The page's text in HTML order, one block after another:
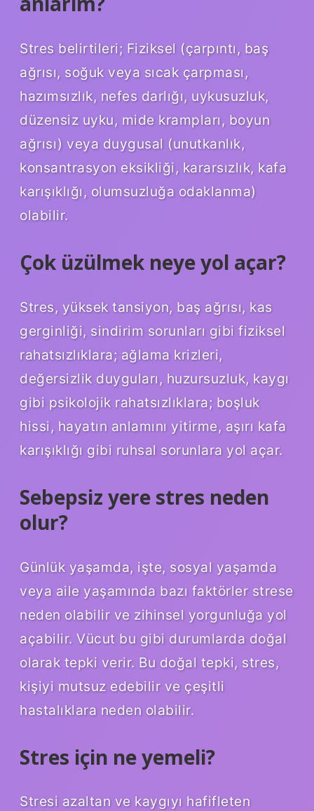
Stres belirtileri; Fiziksel (çarpıntı, baş
ağrısı, soğuk veya sıcak çarpması,
hazımsızlık, nefes darlığı, uykusuzluk,
düzensiz uyku, mide krampları, boyun
ağrısı) veya duygusal (unutkanlık,
konsantrasyon eksikliği, kararsızlık, kafa
karışıklığı, olumsuzluğa odaklanma)
olabilir.
Çok üzülmek neye yol açar?
Stres, yüksek tansiyon, baş ağrısı, kas
gerginliği, sindirim sorunları gibi fiziksel
rahatsızlıklara; ağlama krizleri,
değersizlik duyguları, huzursuzluk, kaygı
gibi psikolojik rahatsızlıklara; boşluk
hissi, hayatın anlamını yitirme, aşırı kafa
karışıklığı gibi ruhsal sorunlara yol açar.
Sebepsiz yere stres neden
olur?
Günlük yaşamda, işte, sosyal yaşamda
veya aile yaşamında bazı faktörler strese
neden olabilir ve zihinsel yorgunluğa yol
açabilir. Vücut bu gibi durumlarda doğal
olarak tepki verir. Bu doğal tepki, stres,
kişiyi mutsuz edebilir ve çeşitli
hastalıklara neden olabilir.
Stres için ne yemeli?
Stresi azaltan ve kaygıyı hafifleten